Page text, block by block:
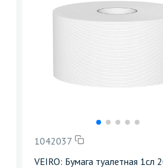
1042037
VEIRO: Бумага туалетная 1сл